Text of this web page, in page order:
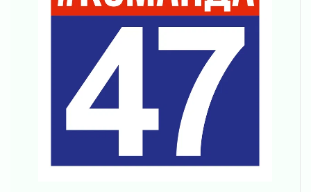
За сутки в Ленинградской области
ликвидировали 10 пожаров
Клюква наливается, но в корзинку пока не
03 августа 2026
Строительные компании Ленобласти
подняли зарплаты почти на 40% за год
03 августа 2026
Шесть новых жизней в честь дня рождения
Ленинградской области